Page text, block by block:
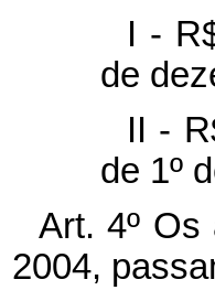
I -
de
II -
de 1º
Art. 4º
2004,